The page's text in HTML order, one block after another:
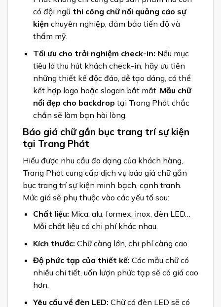
có đội ngũ thi công chữ nổi quảng cáo sự
kiện chuyên nghiệp, đảm bảo tiến độ và
thẩm mỹ.
Tối ưu cho trải nghiệm check-in: Nếu mục
tiêu là thu hút khách check-in, hãy ưu tiên
những thiết kế độc đáo, dễ tạo dáng, có thể
kết hợp logo hoặc slogan bắt mắt. Mẫu chữ
nổi đẹp cho backdrop tại Trang Phát chắc
chắn sẽ làm bạn hài lòng.
Báo giá chữ gắn bục trang trí sự kiện
tại Trang Phát
Hiểu được nhu cầu đa dạng của khách hàng,
Trang Phát cung cấp dịch vụ báo giá chữ gắn
bục trang trí sự kiện minh bạch, cạnh tranh.
Mức giá sẽ phụ thuộc vào các yếu tố sau:
Chất liệu: Mica, alu, formex, inox, đèn LED…
Mỗi chất liệu có chi phí khác nhau.
Kích thước: Chữ càng lớn, chi phí càng cao.
Độ phức tạp của thiết kế: Các mẫu chữ có
nhiều chi tiết, uốn lượn phức tạp sẽ có giá cao
hơn.
Yêu cầu về đèn LED: Chữ có đèn LED sẽ có